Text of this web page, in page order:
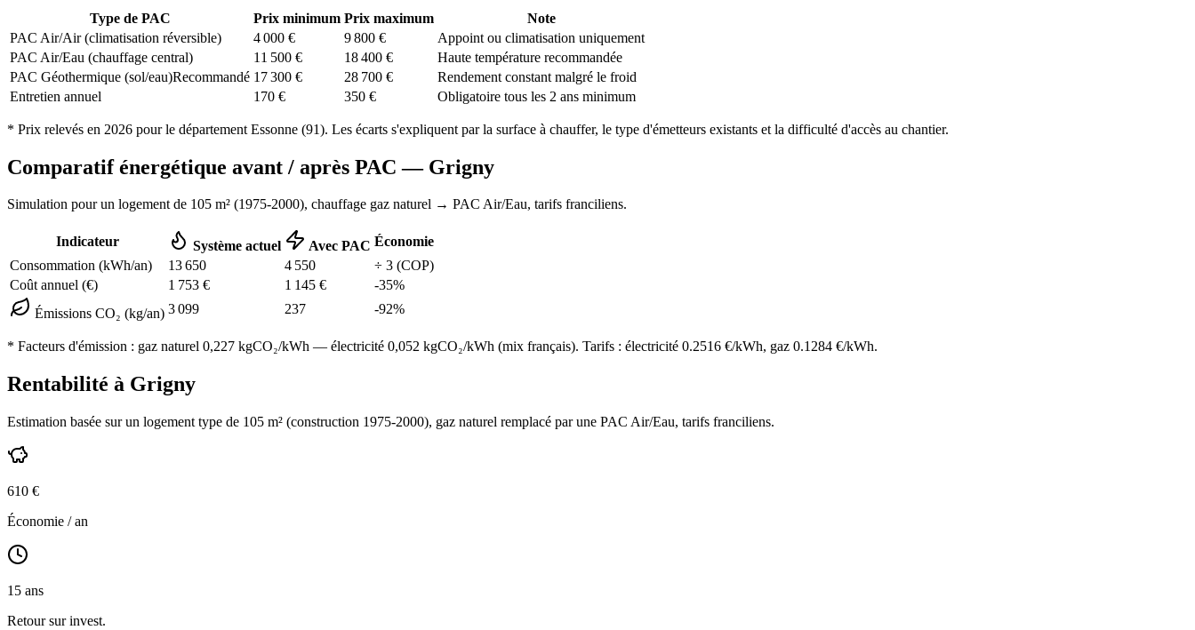
Type de PAC Prix minimum Prix maximum
Note
PAC Air/Air (climatisation réversible)
4 000 € 9 800 €
Appoint ou climatisation uniquement
PAC Air/Eau (chauffage central)
11 500 € 18 400 €
Haute température recommandée
PAC Géothermique (sol/eau)Recommandé 17 300 € 28 700 €
Rendement constant malgré le froid
Entretien annuel
170 € 350 € Obligatoire tous les 2 ans minimum
* Prix relevés en 2026 pour le département Essonne (91). Les écarts s'expliquent par la surface à chauffer, le type d'émetteurs existants et la difficulté d'accès au chantier.
Comparatif énergétique avant / après PAC — Grigny
Simulation pour un logement de 105 m² (1975-2000), chauffage gaz naturel → PAC Air/Eau, tarifs franciliens.
Indicateur Système actuel Avec PAC Économie
Consommation (kWh/an)
13 650 4 550 ÷ 3 (COP)
Coût annuel (€)
1 753 € 1 145 € -35%
Émissions CO₂ (kg/an) 3 099 237 -92%
* Facteurs d'émission : gaz naturel 0,227 kgCO₂/kWh — électricité 0,052 kgCO₂/kWh (mix français). Tarifs : électricité 0.2516 €/kWh, gaz 0.1284 €/kWh.
Rentabilité à Grigny
Estimation basée sur un logement type de 105 m² (construction 1975-2000), gaz naturel remplacé par une PAC Air/Eau, tarifs franciliens.
610 €
Économie / an
15 ans
Retour sur invest.